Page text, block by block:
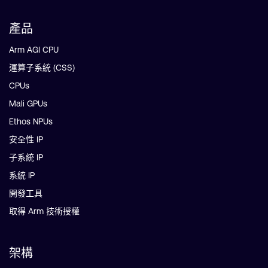
產品
Arm AGI CPU
運算子系統 (CSS)
CPUs
Mali GPUs
Ethos NPUs
安全性 IP
子系統 IP
系統 IP
開發工具
取得 Arm 技術授權
架構